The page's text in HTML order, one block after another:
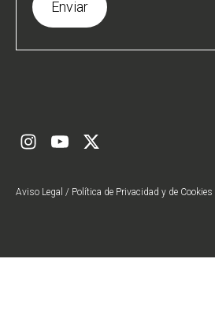
Aviso Legal / Política de Privacidad y de Cookies